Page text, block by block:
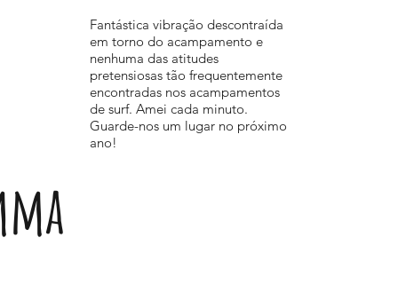
Fantástica vibração descontraída
em torno do acampamento e
nenhuma das atitudes
pretensiosas tão frequentemente
encontradas nos acampamentos
de surf. Amei cada minuto.
Guarde-nos um lugar no próximo
ano!